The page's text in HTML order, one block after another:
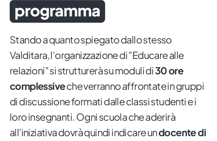
programma
Stando a quanto spiegato dallo stesso
Valditara, l'organizzazione di "Educare alle
relazioni" si strutturerà su moduli di30 ore
complessiveche verranno affrontate in gruppi
di discussione formati dalle classi studenti e i
loro insegnanti. Ogni scuola che aderirà
all'iniziativa dovrà quindi indicare undocente di